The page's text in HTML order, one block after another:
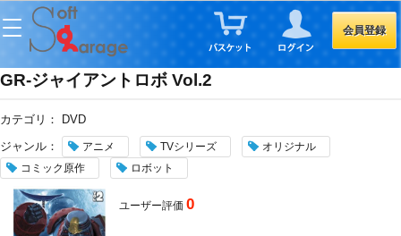
会員登録
GR-ジャイアントロボ Vol.2
カテゴリ：
DVD
ジャンル：
アニメ TVシリーズ
オリジナル
コミック原作
ロボット
ユーザー評価0